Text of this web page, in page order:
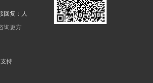
回复：人
询更方
持